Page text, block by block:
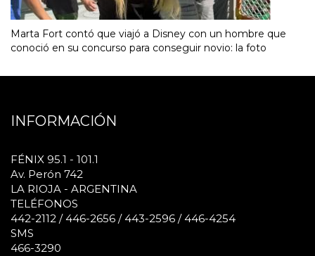
Marta Fort contó que viajó a Disney con un hombre que
conoció en su concurso para conseguir novio: la foto
INFORMACIÓN
FÉNIX 95.1 - 101.1
Av. Perón 742
LA RIOJA - ARGENTINA
TELÉFONOS
442-2112 / 446-2656 / 443-2596 / 446-4254
SMS
466-3290